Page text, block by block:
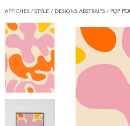
AFFICHES / STYLE / DESIGNS ABSTRAITS / POP